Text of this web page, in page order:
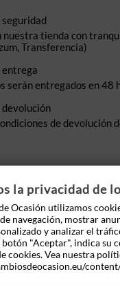
nuestra tienda con
Transferencia)
entrega
serán entregados en 48
de devolución
DEL
disponemos de
10 E 1.0 (45 cv)
manual.
cualquier duda
la privacidad de
Ocasión utilizamos
navegación, mostrar
y analizar el
botón "Aceptar", indica su
cookies. Vea nuestra